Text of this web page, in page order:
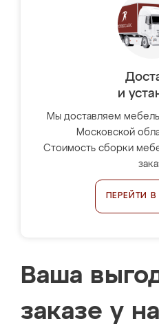
и
Мы доставляем
Московской
Стоимость сборки
ПЕРЕЙТИ
Ваша
заказе у